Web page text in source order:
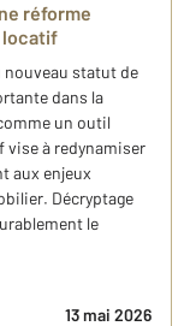
réforme
locatif
nouveau statut de
dans la
un outil
à redynamiser
aux enjeux
Décryptage
le
13 mai 2026